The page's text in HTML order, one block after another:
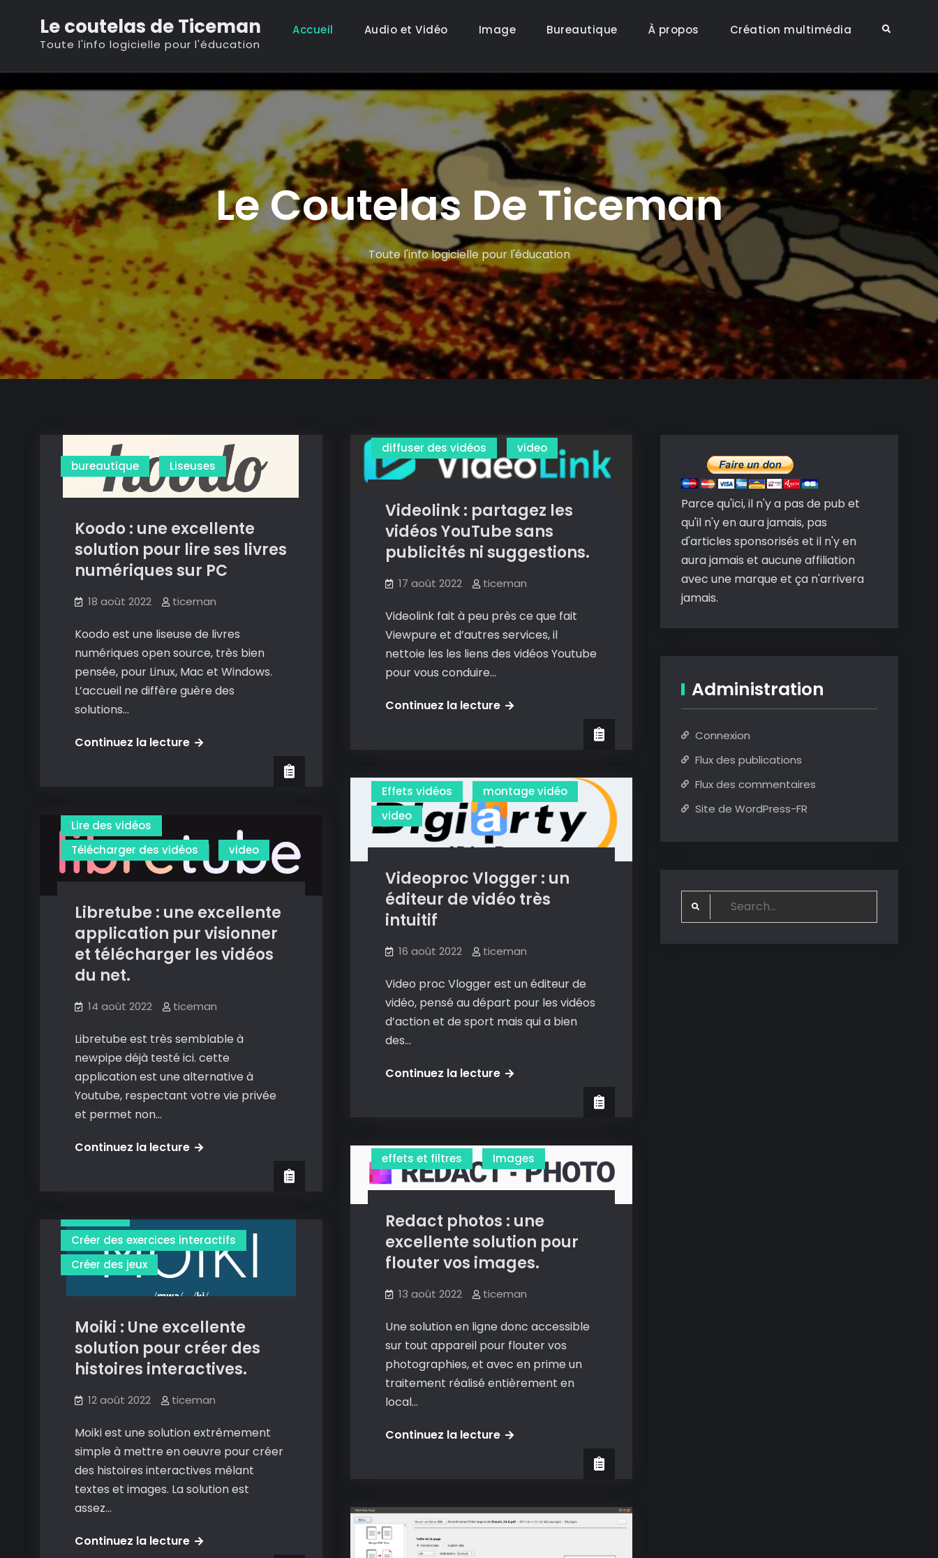
content
Le coutelas de Ticeman
Toute l'info logicielle pour l'éducation
Accueil Audio et Vidéo Image Bureautique À propos Création multimédia Search
Le Coutelas De Ticeman
Toute l'info logicielle pour l'éducation
bureautique Liseuses
Koodo : une excellente
solution pour lire ses livres
numériques sur PC
18 août 2022 ticeman
Koodo est une liseuse de livres
numériques open source, très bien
pensée, pour Linux, Mac et Windows.
L’accueil ne diffère guère des
solutions…
Continuez la lectureKoodo
pour
lire
ses
numériques
sur
PC
diffuser des vidéos video
Videolink : partagez les
vidéos YouTube sans
publicités ni suggestions.
17 août 2022 ticeman
Videolink fait à peu près ce que fait
Viewpure et d’autres services, il
nettoie les les liens des vidéos Youtube
pour vous conduire…
Continuez la lectureVideolink
vidéos
YouTube
sans
publicités
suggestions.
Effets vidéos
montage vidéo
video
Videoproc Vlogger : un
éditeur de vidéo très
intuitif
16 août 2022 ticeman
Video proc Vlogger est un éditeur de
vidéo, pensé au départ pour les vidéos
d’action et de sport mais qui a bien
des…
Continuez la lectureVideoproc
éditeur
de
vidéo
intuitif
Lire des vidéos
Télécharger des vidéos
video
Libretube : une excellente
application pur visionner
et télécharger les vidéos
du net.
14 août 2022 ticeman
Libretube est très semblable à
newpipe déjà testé ici. cette
application est une alternative à
Youtube, respectant votre vie privée
et permet non…
Continuez la lectureLibretube
application
pur
visionner
et
télécharger
vidéos
du
net.
effets et filtres
Images
Redact photos : une
excellente solution pour
flouter vos images.
13 août 2022 ticeman
Une solution en ligne donc accessible
sur tout appareil pour flouter vos
photographies, et avec en prime un
traitement réalisé entièrement en
local…
Continuez la lectureRedact
excellente
solution
Créer des exercices interactifs
Créer des jeux
Moiki : Une excellente
solution pour créer des
histoires interactives.
12 août 2022 ticeman
Moiki est une solution extrêmement
simple à mettre en oeuvre pour créer
des histoires interactives mêlant
textes et images. La solution est
assez…
Continuez la lectureMoiki
Parce qu'ici, il n'y a pas de pub et
qu'il n'y en aura jamais, pas
d'articles sponsorisés et il n'y en
aura jamais et aucune affiliation
avec une marque et ça n'arrivera
jamais.
Administration
Connexion
Flux des publications
Flux des commentaires
Site de WordPress-FR
Search
for: